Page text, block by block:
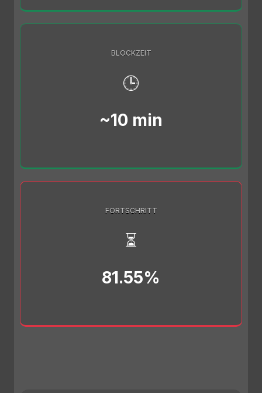
BLOCKZEIT
🕒
~10 min
FORTSCHRITT
⏳
81.55%